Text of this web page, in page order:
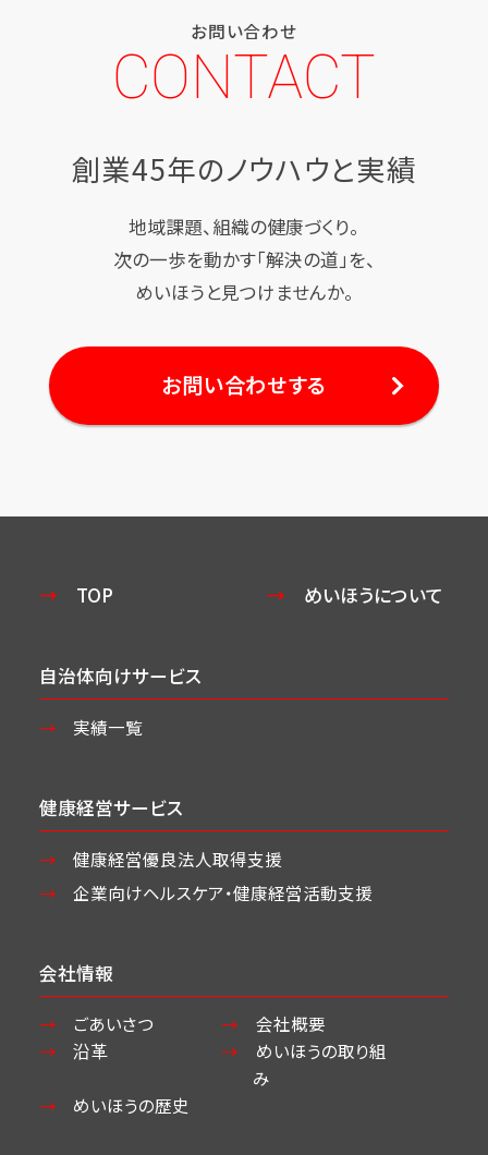
お問い合わせ
CONTACT
創業45年のノウハウと実績
地域課題、組織の健康づくり。
次の一歩を動かす「解決の道」を、
めいほうと見つけませんか。
お問い合わせする
TOP めいほうについて
自治体向けサービス
実績一覧
健康経営サービス
健康経営優良法人取得支援
企業向けヘルスケア・健康経営活動支援
会社情報
ごあいさつ
会社概要
沿革
めいほうの取り組
み
めいほうの歴史